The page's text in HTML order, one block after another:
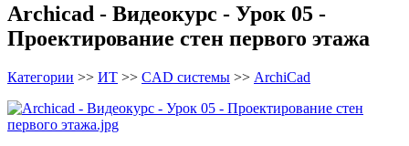
Archicad - Видеокурс - Урок 05 -
Проектирование стен первого этажа
Категории >> ИТ >> CAD системы >> ArchiCad